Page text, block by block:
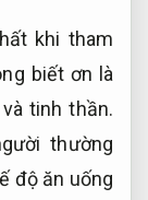
khi tham
biết ơn là
tinh thần.
thường
độ ăn uống